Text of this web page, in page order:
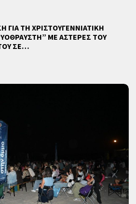
ΤΗ ΧΡΙΣΤΟΥΓΕΝΝΙΑΤΙΚΗ
ΜΕ ΑΣΤΕΡΕΣ ΤΟΥ
ΣΕ…